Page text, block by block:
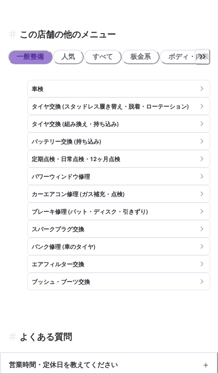
この店舗の他のメニュー
一般整備 人気 すべて 板金系 ボディ・内装
車検
タイヤ交換 (スタッドレス履き替え・脱着・ローテーション)
タイヤ交換 (組み換え・持ち込み)
バッテリー交換 (持ち込み)
定期点検・日常点検・12ヶ月点検
パワーウィンドウ修理
カーエアコン修理 (ガス補充・点検)
ブレーキ修理 (パット・ディスク・引きずり)
スパークプラグ交換
パンク修理 (車のタイヤ)
エアフィルター交換
ブッシュ・ブーツ交換
よくある質問
営業時間・定休日を教えてください